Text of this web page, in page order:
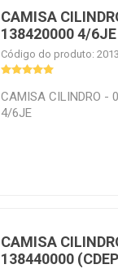
CAMISA
138420000 4/
Código do produto:
CAMISA CILINDRO -
4/6JE
CAMISA
138440000